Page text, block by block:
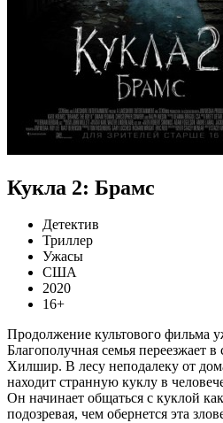
Кукла 2: Брамс
Детектив
Триллер
Ужасы
США
2020
16+
Продолжение культового фильма
Благополучная семья переезжает
Хилшир. В лесу неподалеку от
находит странную куклу в
Он начинает общаться с куклой
подозревая, чем обернется эта